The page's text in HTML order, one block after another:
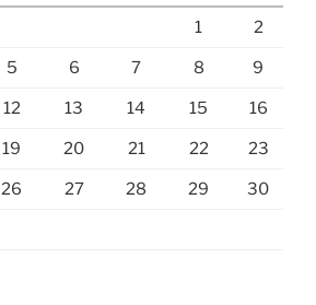
1 2
5 6 7 8 9
12 13 14 15 16
19 20 21 22 23
26 27 28 29 30